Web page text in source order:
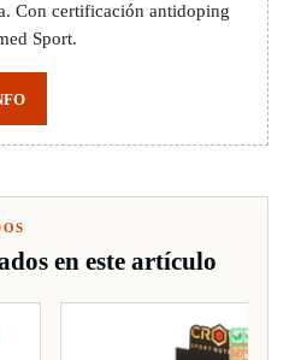
Con certificación antidoping
Sport.
en este artículo